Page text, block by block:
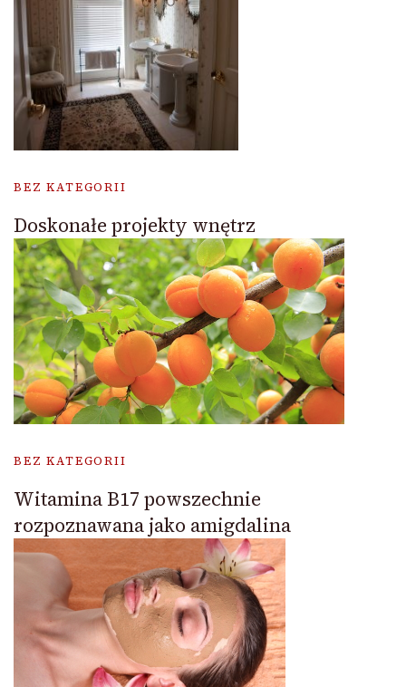
BEZ KATEGORII
Doskonałe projekty wnętrz
BEZ KATEGORII
Witamina B17 powszechnie
rozpoznawana jako amigdalina